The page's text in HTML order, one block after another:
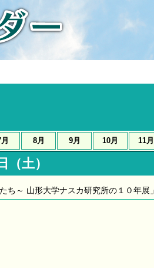
8月 9月 10月 11月
（土）
ち～ 山形大学ナスカ研究所の１０年展」